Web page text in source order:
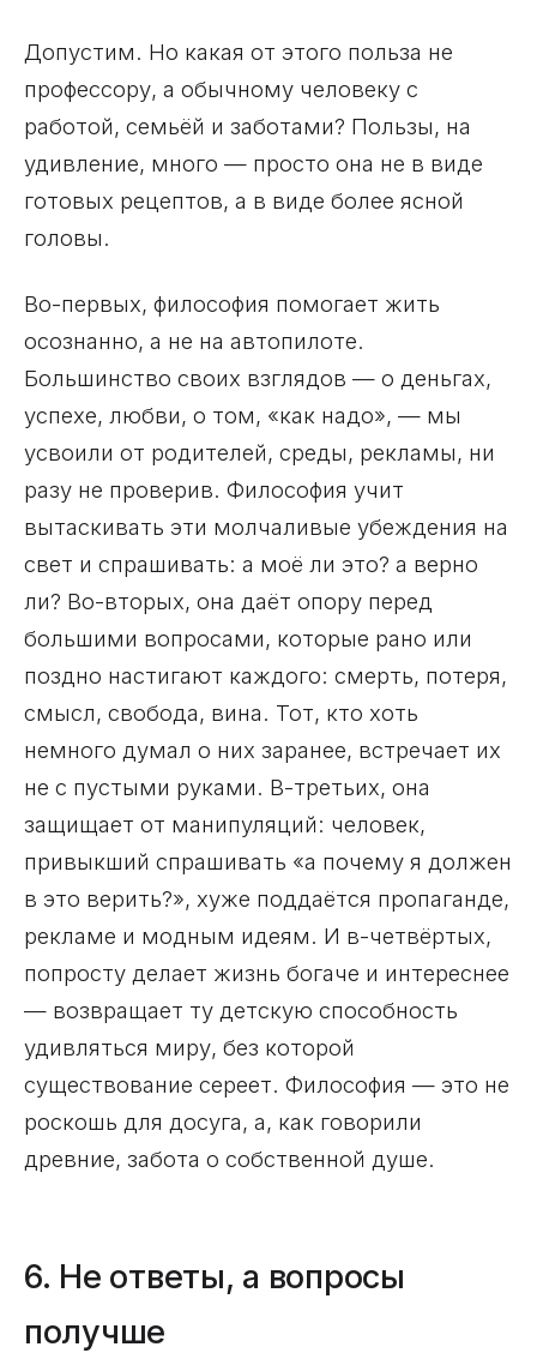
Допустим. Но какая от этого польза не
профессору, а обычному человеку с
работой, семьёй и заботами? Пользы, на
удивление, много — просто она не в виде
готовых рецептов, а в виде более ясной
головы.
Во-первых, философия помогает жить
осознанно, а не на автопилоте.
Большинство своих взглядов — о деньгах,
успехе, любви, о том, «как надо», — мы
усвоили от родителей, среды, рекламы, ни
разу не проверив. Философия учит
вытаскивать эти молчаливые убеждения на
свет и спрашивать: а моё ли это? а верно
ли? Во-вторых, она даёт опору перед
большими вопросами, которые рано или
поздно настигают каждого: смерть, потеря,
смысл, свобода, вина. Тот, кто хоть
немного думал о них заранее, встречает их
не с пустыми руками. В-третьих, она
защищает от манипуляций: человек,
привыкший спрашивать «а почему я должен
в это верить?», хуже поддаётся пропаганде,
рекламе и модным идеям. И в-четвёртых,
попросту делает жизнь богаче и интереснее
— возвращает ту детскую способность
удивляться миру, без которой
существование сереет. Философия — это не
роскошь для досуга, а, как говорили
древние, забота о собственной душе.
6. Не ответы, а вопросы
получше